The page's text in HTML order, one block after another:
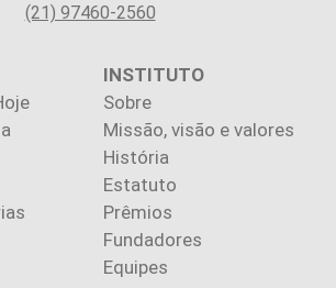
(21) 97460-2560
INSTITUTO
Sobre
Missão, visão e valores
História
Estatuto
Prêmios
Fundadores
Equipes